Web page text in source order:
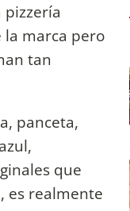
pizzería
marca pero
tan
panceta,
que
es realmente